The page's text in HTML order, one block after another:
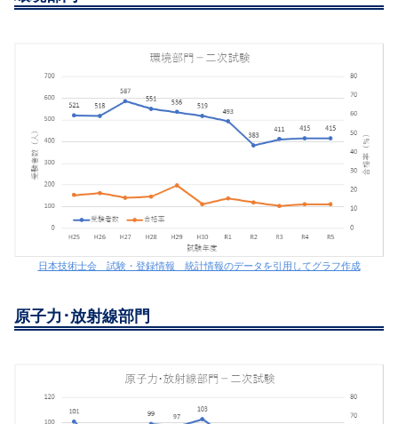
日本技術士会 試験・登録情報 統計情報のデータを引用してグラフ作成
原子力･放射線部門